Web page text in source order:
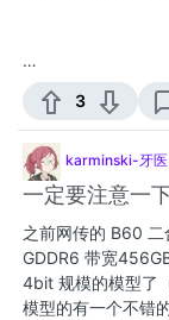
…
3
karminski-牙医
一定要注意一
之前网传的 B60
GDDR6 带宽
4bit 规模的模型了
模型的有一个不错